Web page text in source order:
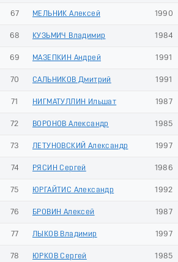
67 МЕЛЬНИК Алексей 1990
68 КУЗЬМИЧ Владимир 1984
69 МАЗЕПКИН Андрей 1991
70 САЛЬНИКОВ Дмитрий 1991
71 НИГМАТУЛЛИН Ильшат 1987
72 ВОРОНОВ Александр 1985
73 ЛЕТУНОВСКИЙ Александр 1997
74 РЯСИН Сергей 1986
75 ЮРГАЙТИС Александр 1992
76 БРОВИН Алексей 1987
77 ЛЫКОВ Владимир 1997
78 ЮРКОВ Сергей 1985